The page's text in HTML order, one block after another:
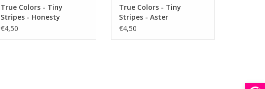
True Colors - Tiny
Stripes - Honesty
€4,50
True Colors - Tiny
Stripes - Aster
€4,50